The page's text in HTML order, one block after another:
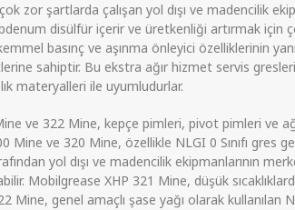
zor şartlarda çalışan yol dışı ve madencilik
disülfür içerir ve üretkenliği artırmak için
basınç ve aşınma önleyici özelliklerinin
sahiptir. Bu ekstra ağır hizmet servis
materyalleri ile uyumludurlar.
ve 322 Mine, kepçe pimleri, pivot pimleri ve
Mine ve 320 Mine, özellikle NLGI 0 Sınıfı
yol dışı ve madencilik ekipmanlarının
Mobilgrease XHP 321 Mine, düşük
Mine, genel amaçlı şase yağı olarak kullanılan